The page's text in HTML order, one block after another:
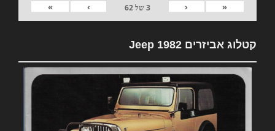
«
‹
3של62
›
»
קטלוג אביזרים 1982 Jeep